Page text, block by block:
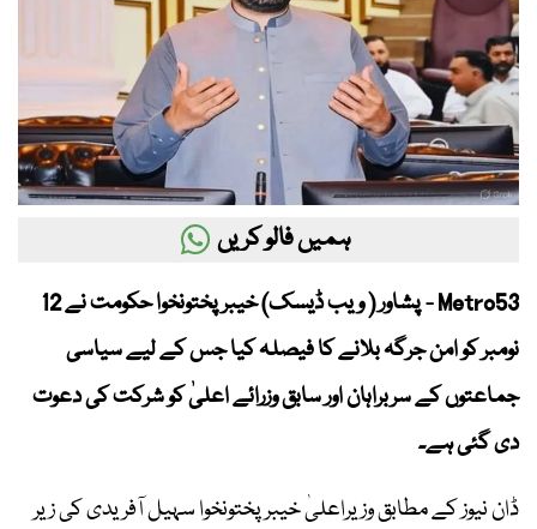
ہمیں فالو کریں
Metro53 - پشاور ( ویب ڈیسک) خیبرپختونخوا حکومت نے 12
نومبر کو امن جرگہ بلانے کا فیصلہ کیا جس کے لیے سیاسی
جماعتوں کے سربراہان اور سابق وزرائے اعلیٰ کو شرکت کی دعوت
دی گئی ہے۔
ڈان نیوز کے مطابق وزیراعلیٰ خیبرپختونخوا سہیل آفریدی کی زیر